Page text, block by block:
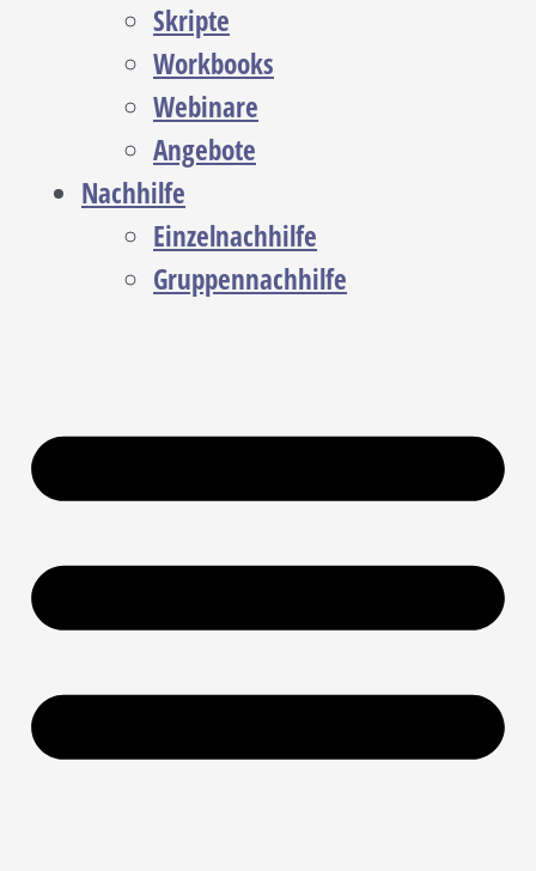
Skripte
Workbooks
Webinare
Angebote
Nachhilfe
Einzelnachhilfe
Gruppennachhilfe